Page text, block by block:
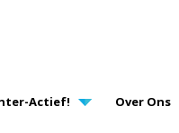
Actief! Over Ons